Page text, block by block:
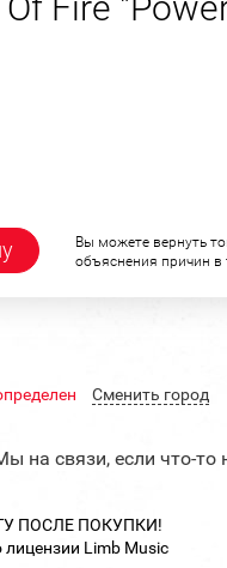
Вы можете вернуть
объяснения причин в
Cменить город
на связи, если что-то
ПОСЛЕ ПОКУПКИ!
лицензии Limb Music